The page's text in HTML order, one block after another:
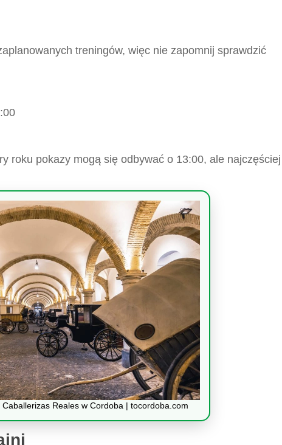
treningów, więc nie zapomnij sprawdzić
roku pokazy mogą się odbywać o 13:00, ale najczęściej
Reales w Cordoba | tocordoba.com